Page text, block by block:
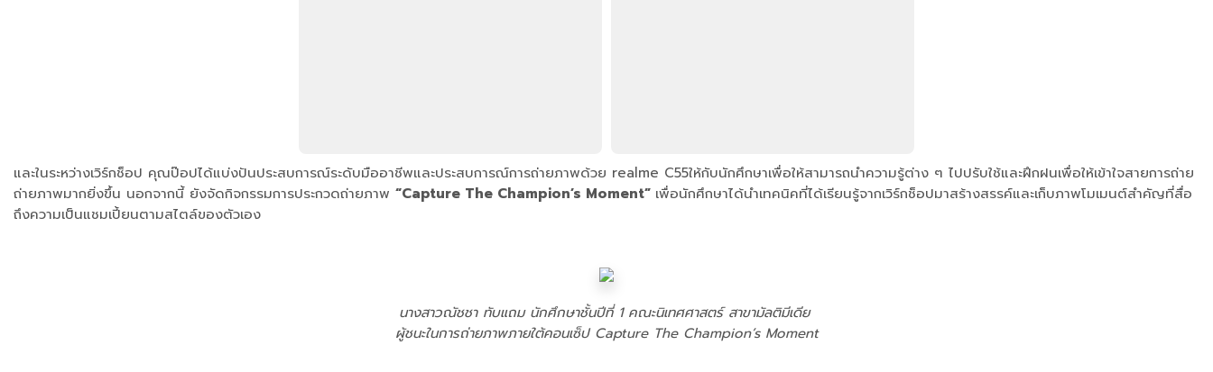
และในระหว่างเวิร์กช็อป คุณป๊อปได้แบ่งปันประสบการณ์ระดับมืออาชีพและประสบการณ์การถ่ายภาพด้วย realme C55ให้กับนักศึกษาเพื่อให้สามารถนำความรู้ต่าง ๆ ไปปรับใช้และฝึกฝนเพื่อให้เข้าใจสายการถ่าย
ถ่ายภาพมากยิ่งขึ้น นอกจากนี้ ยังจัดกิจกรรมการประกวดถ่ายภาพ “Capture The Champion’s Moment” เพื่อนักศึกษาได้นำเทคนิคที่ได้เรียนรู้จากเวิร์กช็อปมาสร้างสรรค์และเก็บภาพโมเมนต์สำคัญที่สื่อ
ถึงความเป็นแชมเปี้ยนตามสไตล์ของตัวเอง
นางสาวณัชชา ทับแถม นักศึกษาชั้นปีที่ 1 คณะนิเทศศาสตร์ สาขามัลติมีเดีย
ผู้ชนะในการถ่ายภาพภายใต้คอนเซ็ป Capture The Champion’s Moment